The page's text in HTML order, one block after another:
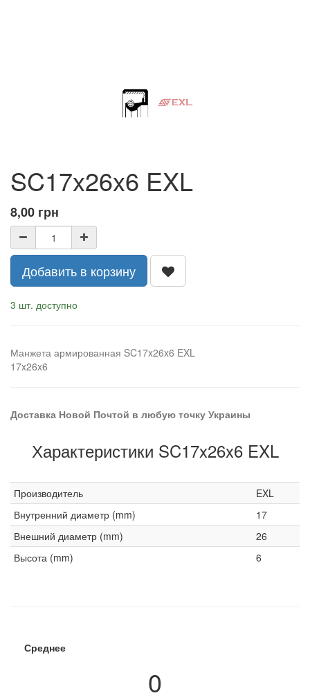
SC17x26x6 EXL
8,00 грн
Добавить в корзину
3 шт. доступно
Манжета армированная SC17x26x6 EXL
17x26x6
Доставка Новой Почтой в любую точку Украины
Характеристики SC17x26x6 EXL
Производитель
EXL
Внутренний диаметр (mm)
17
Внешний диаметр (mm)
26
Высота (mm)
6
Среднее
0